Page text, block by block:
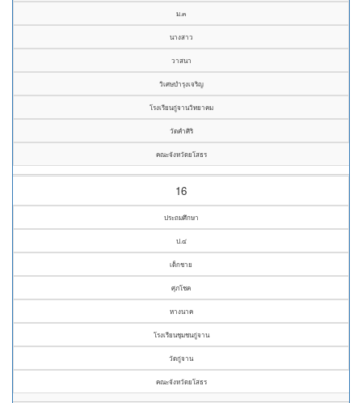
ม.๓
นางสาว
วาสนา
วิเศษบำรุงเจริญ
โรงเรียนกู่จานวิทยาคม
วัดคำศิริ
คณะจังหวัดยโสธร
16
ประถมศึกษา
ป.๔
เด็กชาย
ศุภโชค
หางนาค
โรงเรียนชุมชนกู่จาน
วัดกู่จาน
คณะจังหวัดยโสธร